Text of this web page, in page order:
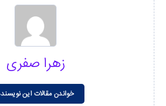
زهرا صفری
خواندن مقالات این